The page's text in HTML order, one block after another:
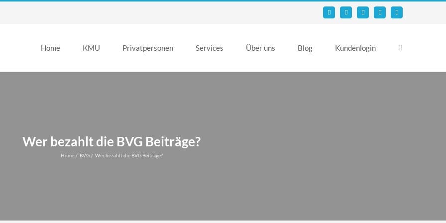
Email FacebookYouTube
X Instagram
Home KMU Privatpersonen Services Über uns Blog Kundenlogin
Wer bezahlt die BVG Beiträge?
Home BVG Wer bezahlt die BVG Beiträge?